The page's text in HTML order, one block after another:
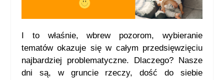
I to właśnie, wbrew pozorom, wybieranie
tematów okazuje się w całym przedsięwzięciu
najbardziej problematyczne. Dlaczego? Nasze
dni są, w gruncie rzeczy, dość do siebie